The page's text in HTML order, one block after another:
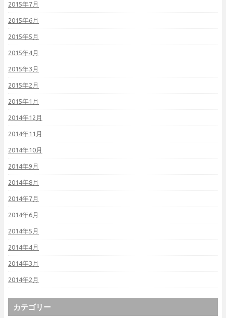
2015年7月
2015年6月
2015年5月
2015年4月
2015年3月
2015年2月
2015年1月
2014年12月
2014年11月
2014年10月
2014年9月
2014年8月
2014年7月
2014年6月
2014年5月
2014年4月
2014年3月
2014年2月
カテゴリー